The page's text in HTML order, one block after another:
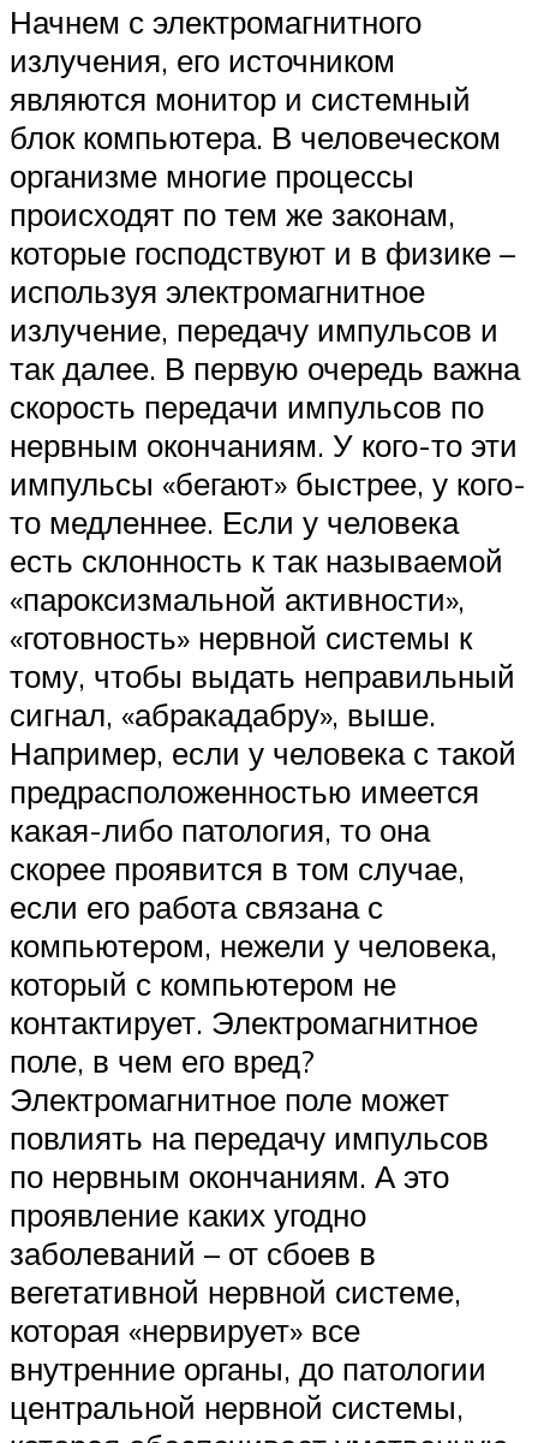
Начнем с электромагнитного
излучения, его источником
являются монитор и системный
блок компьютера. В человеческом
организме многие процессы
происходят по тем же законам,
которые господствуют и в физике –
используя электромагнитное
излучение, передачу импульсов и
так далее. В первую очередь важна
скорость передачи импульсов по
нервным окончаниям. У кого-то эти
импульсы «бегают» быстрее, у кого-
то медленнее. Если у человека
есть склонность к так называемой
«пароксизмальной активности»,
«готовность» нервной системы к
тому, чтобы выдать неправильный
сигнал, «абракадабру», выше.
Например, если у человека с такой
предрасположенностью имеется
какая-либо патология, то она
скорее проявится в том случае,
если его работа связана с
компьютером, нежели у человека,
который с компьютером не
контактирует. Электромагнитное
поле, в чем его вред?
Электромагнитное поле может
повлиять на передачу импульсов
по нервным окончаниям. А это
проявление каких угодно
заболеваний – от сбоев в
вегетативной нервной системе,
которая «нервирует» все
внутренние органы, до патологии
центральной нервной системы,